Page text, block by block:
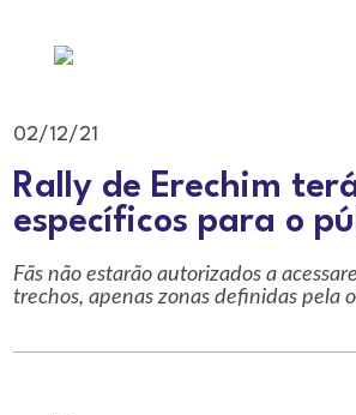
02/12/21
Rally de Erechim
específicos para o
Fãs não estarão autorizados a
trechos, apenas zonas definidas pela